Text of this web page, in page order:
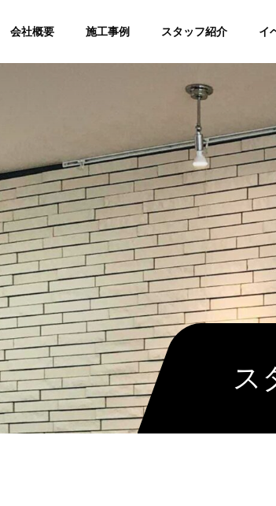
会社概要 施工事例 スタッフ紹介 イ
ス